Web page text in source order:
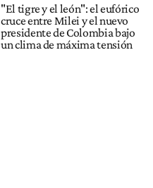
"El tigre y el león": el eufórico
cruce entre Milei y el nuevo
presidente de Colombia bajo
un clima de máxima tensión